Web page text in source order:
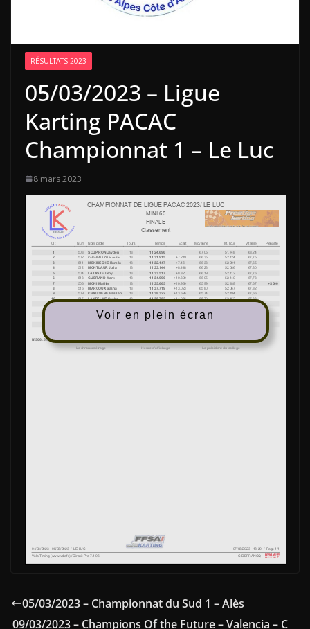
RÉSULTATS 2023
05/03/2023 – Ligue
Karting PACAC
Championnat 1 – Le Luc
8 mars 2023
Voir en plein écran
05/03/2023 – Championnat du Sud 1 – Alès
09/03/2023 – Champions Of the Future – Valencia – C